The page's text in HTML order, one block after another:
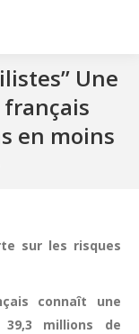
Une
en moins
sur les risques
connaît une
millions de